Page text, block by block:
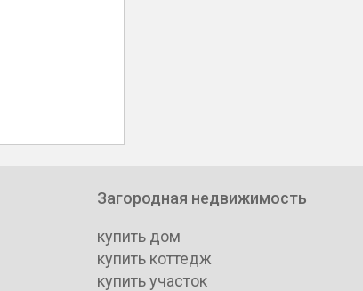
Загородная недвижимость
купить дом
купить коттедж
купить участок